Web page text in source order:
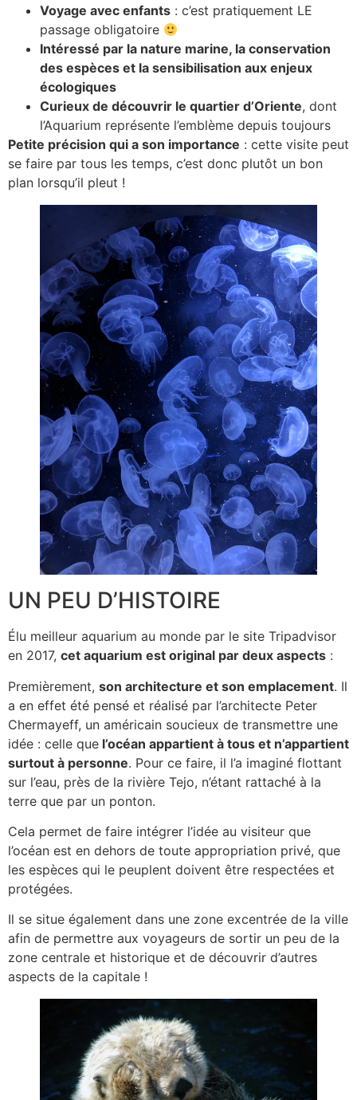
Voyage avec enfants : c’est pratiquement LE
passage obligatoire
Intéressé par la nature marine, la conservation
des espèces et la sensibilisation aux enjeux
écologiques
Curieux de découvrir le quartier d’Oriente, dont
l’Aquarium représente l’emblème depuis toujours
Petite précision qui a son importance : cette visite peut
se faire par tous les temps, c’est donc plutôt un bon
plan lorsqu’il pleut !
UN PEU D’HISTOIRE
Élu meilleur aquarium au monde par le site Tripadvisor
en 2017, cet aquarium est original par deux aspects :
Premièrement, son architecture et son emplacement. Il
a en effet été pensé et réalisé par l’architecte Peter
Chermayeff, un américain soucieux de transmettre une
idée : celle que l’océan appartient à tous et n’appartient
surtout à personne. Pour ce faire, il l’a imaginé flottant
sur l’eau, près de la rivière Tejo, n’étant rattaché à la
terre que par un ponton.
Cela permet de faire intégrer l’idée au visiteur que
l’océan est en dehors de toute appropriation privé, que
les espèces qui le peuplent doivent être respectées et
protégées.
Il se situe également dans une zone excentrée de la ville
afin de permettre aux voyageurs de sortir un peu de la
zone centrale et historique et de découvrir d’autres
aspects de la capitale !